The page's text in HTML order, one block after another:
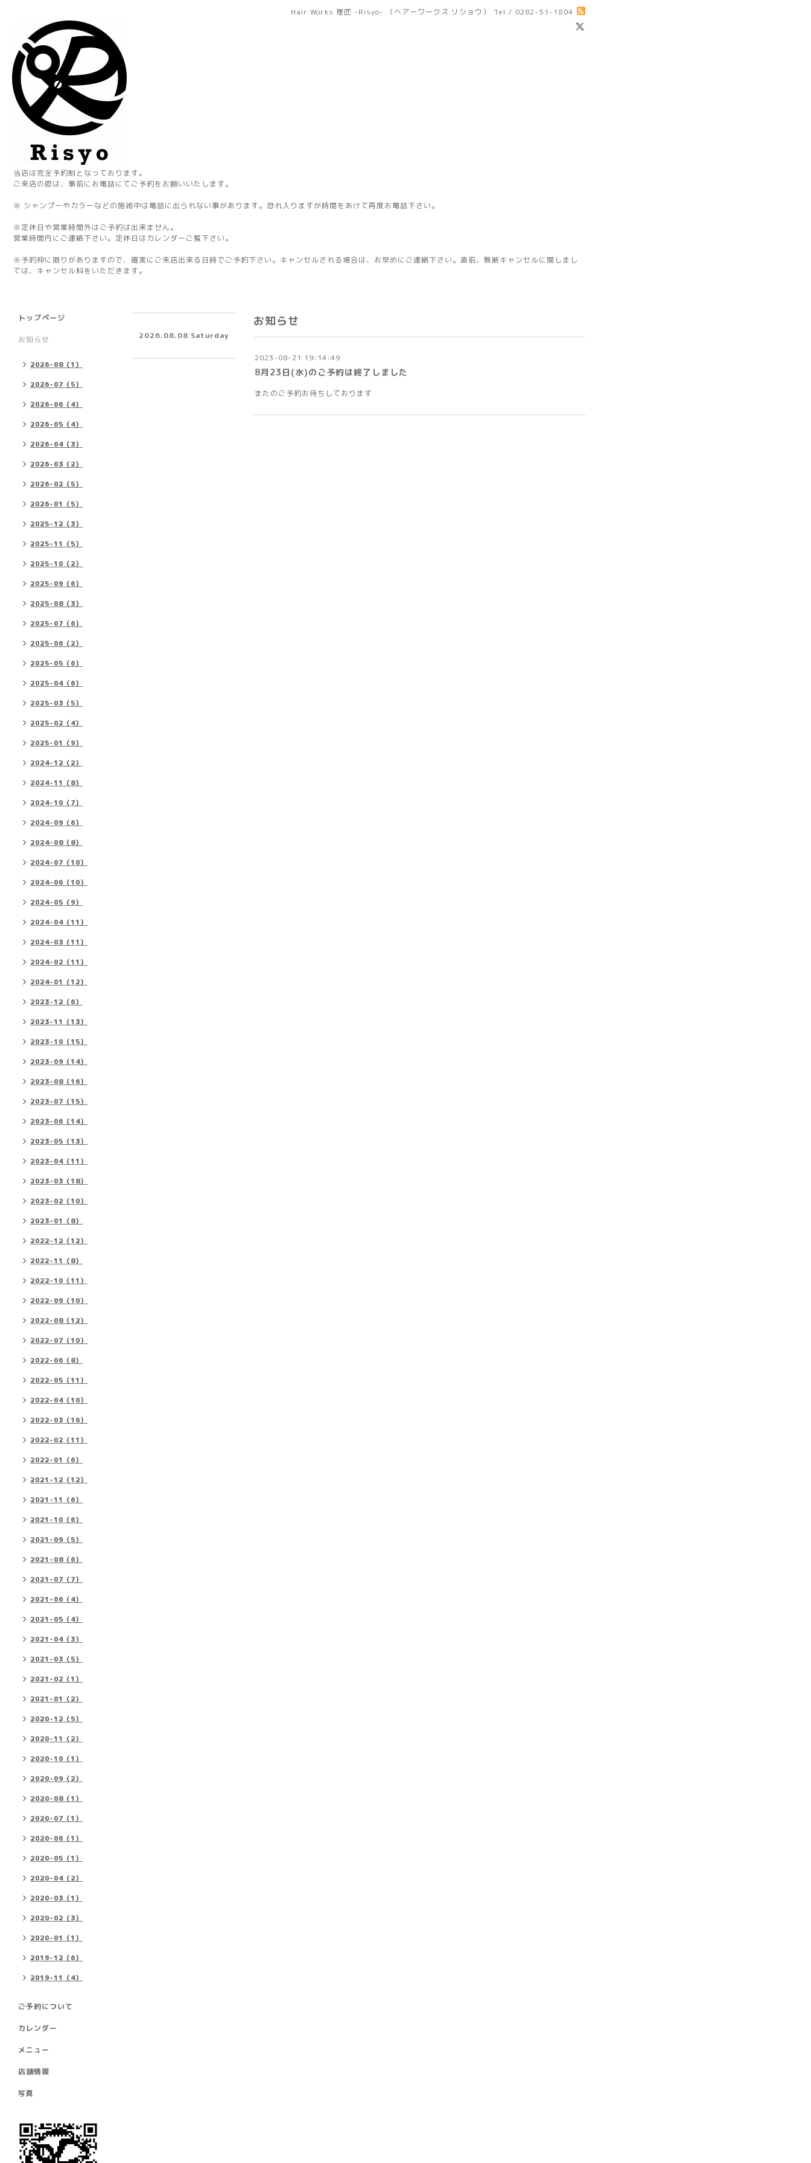
Hair Works 理匠 -Risyo- （ヘアーワークス リショウ） Tel / 0282-51-1804
当店は完全予約制となっております。
ご来店の際は、事前にお電話にてご予約をお願いいたします。
※ シャンプーやカラーなどの施術中は電話に出られない事があります。恐れ入りますが時間をあけて再度お電話下さい。
※定休日や営業時間外はご予約は出来ません。
営業時間内にご連絡下さい。定休日はカレンダーご覧下さい。
※予約枠に限りがありますので、確実にご来店出来る日時でご予約下さい。キャンセルされる場合は、お早めにご連絡下さい。直前、無断キャンセルに関しまし
ては、キャンセル料をいただきます。
お知らせ
2023-08-21 19:14:49
8月23日(水)のご予約は終了しました
またのご予約お待ちしております
トップページ
お知らせ
2026-08（1）
2026-07（5）
2026-06（4）
2026-05（4）
2026-04（3）
2026-03（2）
2026-02（5）
2026-01（5）
2025-12（3）
2025-11（5）
2025-10（2）
2025-09（6）
2025-08（3）
2025-07（6）
2025-06（2）
2025-05（6）
2025-04（6）
2025-03（5）
2025-02（4）
2025-01（9）
2024-12（2）
2024-11（8）
2024-10（7）
2024-09（6）
2024-08（8）
2024-07（10）
2024-06（10）
2024-05（9）
2024-04（11）
2024-03（11）
2024-02（11）
2024-01（12）
2023-12（6）
2023-11（13）
2023-10（15）
2023-09（14）
2023-08（16）
2023-07（15）
2023-06（14）
2023-05（13）
2023-04（11）
2023-03（18）
2023-02（10）
2023-01（8）
2022-12（12）
2022-11（8）
2022-10（11）
2022-09（10）
2022-08（12）
2022-07（10）
2022-06（8）
2022-05（11）
2022-04（10）
2022-03（16）
2022-02（11）
2022-01（6）
2021-12（12）
2021-11（6）
2021-10（6）
2021-09（5）
2021-08（6）
2021-07（7）
2021-06（4）
2021-05（4）
2021-04（3）
2021-03（5）
2021-02（1）
2021-01（2）
2020-12（5）
2020-11（2）
2020-10（1）
2020-09（2）
2020-08（1）
2020-07（1）
2020-06（1）
2020-05（1）
2020-04（2）
2020-03（1）
2020-02（3）
2020-01（1）
2019-12（6）
2019-11（4）
ご予約について
カレンダー
メニュー
店舗情報
写真
2026.08.08 Saturday